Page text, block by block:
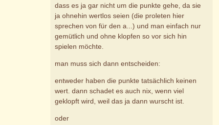
dass es ja gar nicht um die punkte gehe, da sie
ja ohnehin wertlos seien (die proleten hier
sprechen von für den a...) und man einfach nur
gemütlich und ohne klopfen so vor sich hin
spielen möchte.
man muss sich dann entscheiden:
entweder haben die punkte tatsächlich keinen
wert. dann schadet es auch nix, wenn viel
geklopft wird, weil das ja dann wurscht ist.
oder